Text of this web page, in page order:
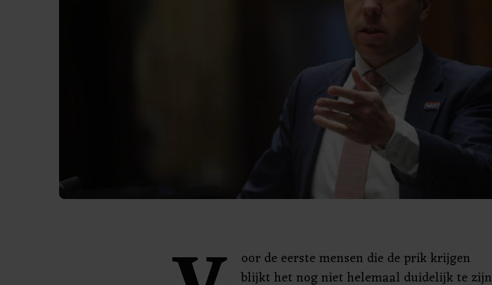
oor de eerste mensen die de prik krijgen
blijkt het nog niet helemaal duidelijk te zijn